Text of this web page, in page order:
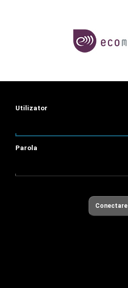
Utilizator
Parola
Conectare